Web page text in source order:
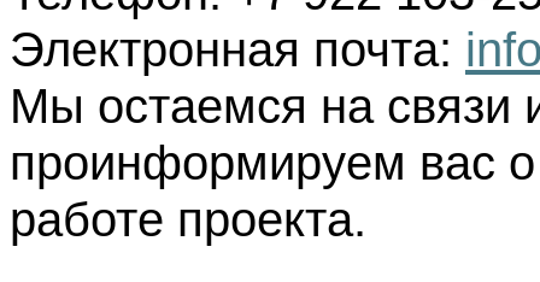
Электронная почта:
Мы остаемся на связи
проинформируем вас
работе проекта.